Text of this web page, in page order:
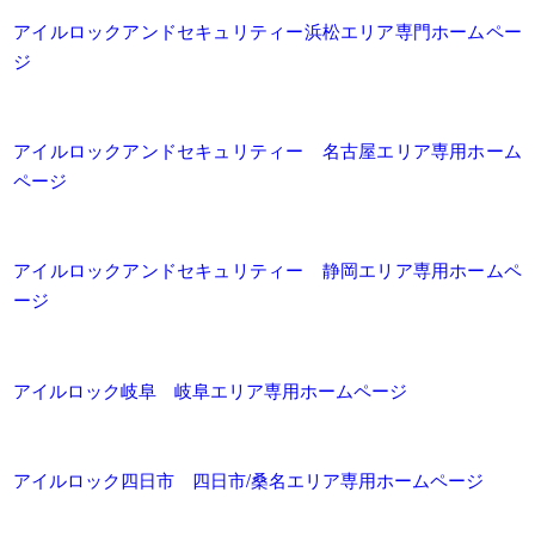
アイルロックアンドセキュリティー浜松エリア専門ホームペー
ジ
アイルロックアンドセキュリティー 名古屋エリア専用ホーム
ページ
アイルロックアンドセキュリティー 静岡エリア専用ホームペ
ージ
アイルロック岐阜 岐阜エリア専用ホームページ
アイルロック四日市 四日市/桑名エリア専用ホームページ